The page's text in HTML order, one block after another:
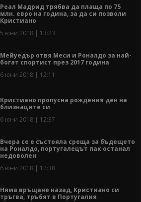
Реал Мадрид трябва да плаща по 75
млн. евро на година, за да си позволи
Кристиано
5 юни 2018 | 13:23
Мейуедър отвя Меси и Роналдо за най-
богат спортист през 2017 година
6 юни 2018 | 12:11
Кристиано пропусна рождения ден на
близнаците си
6 юни 2018 | 12:37
Вчера се е състояла среща за бъдещето
на Роналдо, португалецът пак останал
недоволен
6 юни 2018 | 12:38
Няма връщане назад, Кристиано си
тръгва, тръбят в Португалия